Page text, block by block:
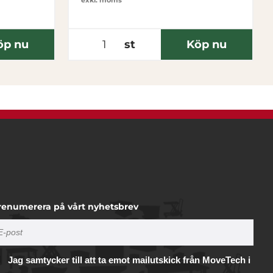
nu st Köp nu
på vårt nyhetsbrev
Jag samtycker till att ta emot mailutskick från MoveTech i